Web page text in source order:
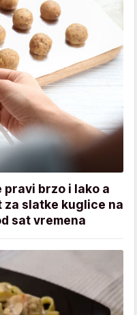
pravi brzo i lako a
za slatke kuglice na
sat vremena